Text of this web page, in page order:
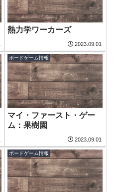
熱力学ワーカーズ
2023.09.01
ボードゲーム情報
マイ・ファースト・ゲー
ム：果樹園
2023.09.01
ボードゲーム情報